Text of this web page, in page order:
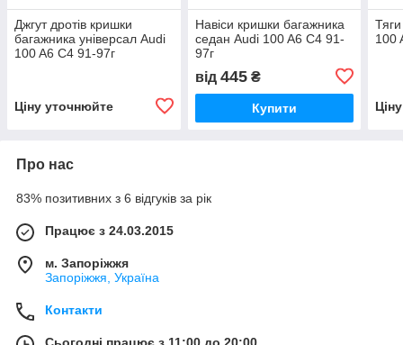
Джгут дротів кришки
багажника універсал Audi
100 A6 C4 91-97г
Ціну уточнюйте
Навіси кришки багажника
седан Audi 100 A6 C4 91-
97г
від 445₴
Купити
100
Про нас
83% позитивних з 6 відгуків за рік
Працює з 24.03.2015
м. Запоріжжя
Запоріжжя, Україна
Контакти
Сьогодні працює з 11:00 до 20:00